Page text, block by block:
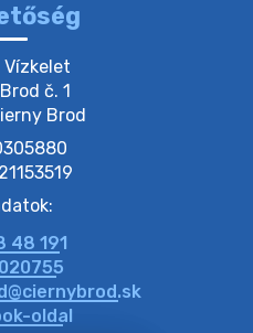
Vízkelet
č. 1
Brod
48 191
oldal